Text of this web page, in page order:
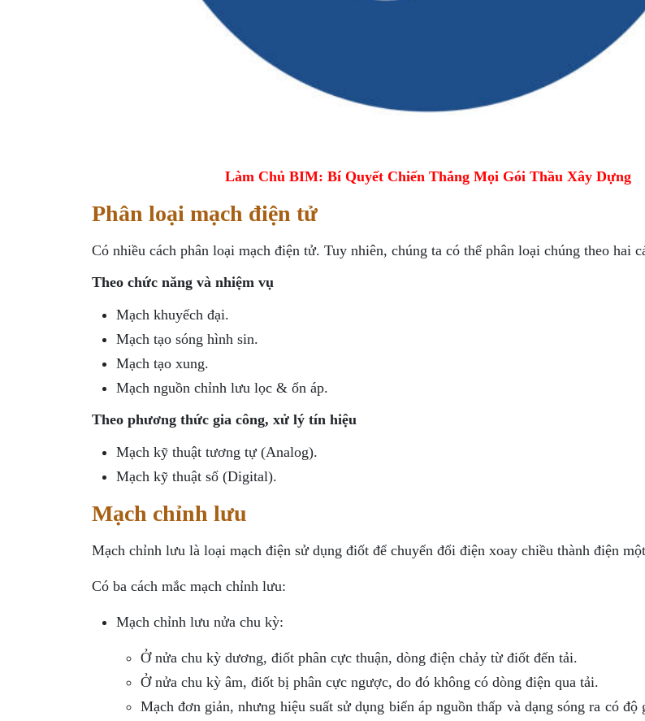
Làm Chủ BIM: Bí Quyết Chiến Thắng Mọi Gói Thầu Xây Dựng
Phân loại mạch điện tử
Có nhiều cách phân loại mạch điện tử. Tuy nhiên, chúng ta có thể phân loại chúng theo hai
Theo chức năng và nhiệm vụ
Mạch khuyếch đại.
Mạch tạo sóng hình sin.
Mạch tạo xung.
Mạch nguồn chỉnh lưu lọc & ổn áp.
Theo phương thức gia công, xử lý tín hiệu
Mạch kỹ thuật tương tự (Analog).
Mạch kỹ thuật số (Digital).
Mạch chỉnh lưu
Mạch chỉnh lưu là loại mạch điện sử dụng điốt để chuyển đổi điện xoay chiều thành điện
Có ba cách mắc mạch chỉnh lưu:
Mạch chỉnh lưu nửa chu kỳ:
Ở nửa chu kỳ dương, điốt phân cực thuận, dòng điện chảy từ điốt đến tải.
Ở nửa chu kỳ âm, điốt bị phân cực ngược, do đó không có dòng điện qua tải.
Mạch đơn giản, nhưng hiệu suất sử dụng biến áp nguồn thấp và dạng sóng ra có